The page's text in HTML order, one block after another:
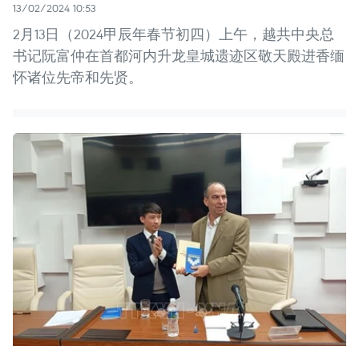
13/02/2024 10:53
2月13日（2024甲辰年春节初四）上午，越共中央总
书记阮富仲在首都河内升龙皇城遗迹区敬天殿进香缅
怀诸位先帝和先贤。